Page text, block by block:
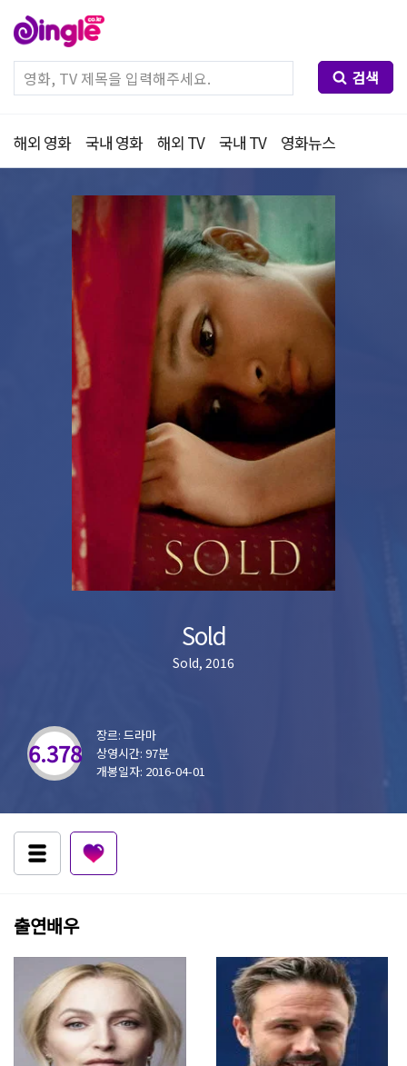
검색
해외 영화 국내 영화 해외 TV 국내 TV 영화뉴스
Sold
Sold, 2016
6.378
장르: 드라마
상영시간: 97분
개봉일자: 2016-04-01
출연배우